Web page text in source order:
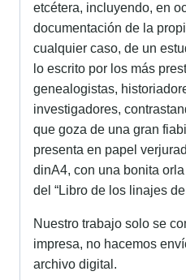
etcétera, incluyendo, en
documentación de la
cualquier caso, de un
lo escrito por los más
genealogistas,
investigadores,
que goza de una gran
presenta en papel
dinA4, con una bonita
del “Libro de los linajes
Nuestro trabajo solo se
impresa, no hacemos
archivo digital.